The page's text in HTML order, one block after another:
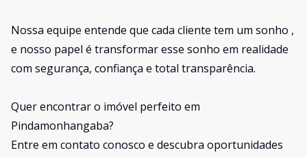
Nossa equipe entende que cada cliente tem um sonho ,
e nosso papel é transformar esse sonho em realidade
com segurança, confiança e total transparência.
Quer encontrar o imóvel perfeito em
Pindamonhangaba?
Entre em contato conosco e descubra oportunidades